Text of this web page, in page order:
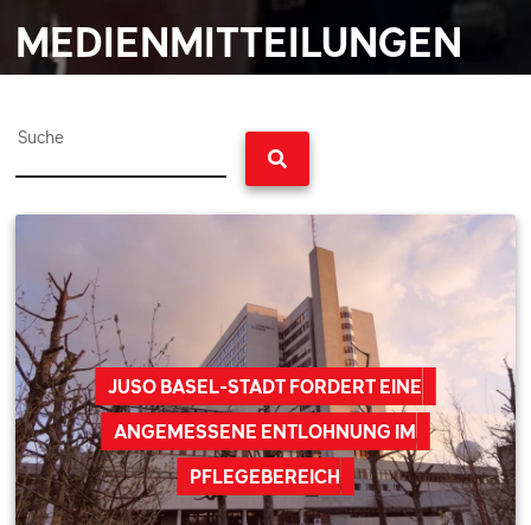
MEDIENMITTEILUNGEN
Suche
JUSO BASEL-STADT FORDERT EINE
ANGEMESSENE ENTLOHNUNG IM
PFLEGEBEREICH